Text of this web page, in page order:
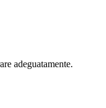
adeguatamente.